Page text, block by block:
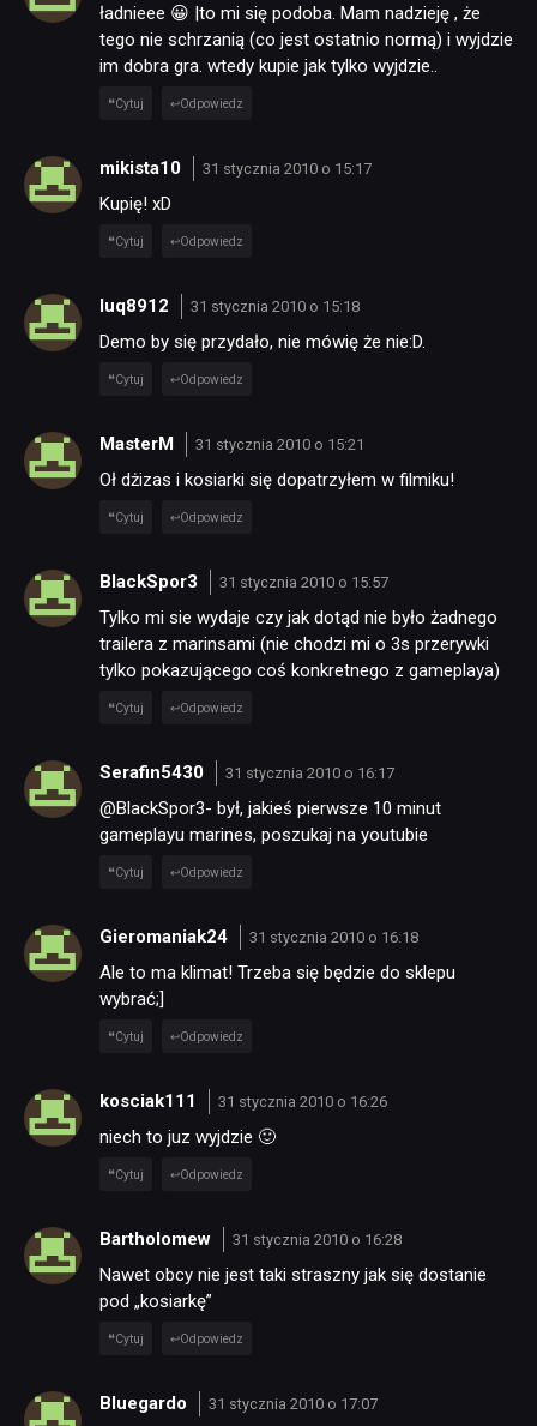
NEWSY
PUBLICYSTYKA
KULTURA
RETRO
TECHNOLOGIE
DYSKUSJE
SKLEP
ładnieee 😀 |to mi się podoba. Mam nadzieję , że
tego nie schrzanią (co jest ostatnio normą) i wyjdzie
im dobra gra. wtedy kupie jak tylko wyjdzie..
Cytuj Odpowiedz
mikista10 31 stycznia 2010 o 15:17
Kupię! xD
Cytuj Odpowiedz
luq8912 31 stycznia 2010 o 15:18
Demo by się przydało, nie mówię że nie:D.
Cytuj Odpowiedz
MasterM 31 stycznia 2010 o 15:21
Oł dżizas i kosiarki się dopatrzyłem w filmiku!
Cytuj Odpowiedz
BlackSpor3 31 stycznia 2010 o 15:57
Tylko mi sie wydaje czy jak dotąd nie było żadnego
trailera z marinsami (nie chodzi mi o 3s przerywki
tylko pokazującego coś konkretnego z gameplaya)
Cytuj Odpowiedz
Serafin5430 31 stycznia 2010 o 16:17
@BlackSpor3- był, jakieś pierwsze 10 minut
gameplayu marines, poszukaj na youtubie
Cytuj Odpowiedz
Gieromaniak24 31 stycznia 2010 o 16:18
Ale to ma klimat! Trzeba się będzie do sklepu
wybrać;]
Cytuj Odpowiedz
kosciak111 31 stycznia 2010 o 16:26
niech to juz wyjdzie 🙂
Cytuj Odpowiedz
Bartholomew 31 stycznia 2010 o 16:28
Nawet obcy nie jest taki straszny jak się dostanie
pod „kosiarkę”
Cytuj Odpowiedz
Bluegardo 31 stycznia 2010 o 17:07